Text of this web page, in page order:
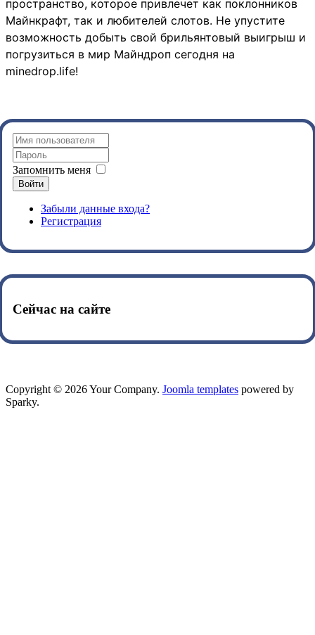
пространство, которое привлечет как поклонников
Майнкрафт, так и любителей слотов. Не упустите
возможность добыть свой брильянтовый выигрыш и
погрузиться в мир Майндроп сегодня на
minedrop.life!
Запомнить меня
Войти
Забыли данные входа?
Регистрация
Сейчас на сайте
Copyright © 2026 Your Company. Joomla templates powered by
Sparky.